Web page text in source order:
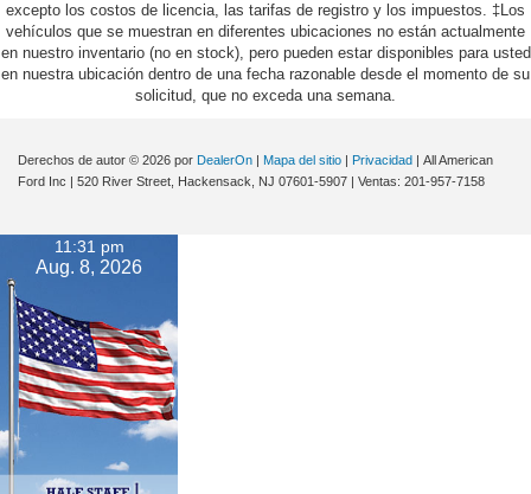
excepto los costos de licencia, las tarifas de registro y los impuestos. ‡Los
vehículos que se muestran en diferentes ubicaciones no están actualmente
en nuestro inventario (no en stock), pero pueden estar disponibles para usted
en nuestra ubicación dentro de una fecha razonable desde el momento de su
solicitud, que no exceda una semana.
Derechos de autor © 2026 por DealerOn Mapa del sitio Privacidad | All American
Ford Inc
520 River Street, Hackensack, NJ 07601-5907 | Ventas: 201-957-7158
11:31 pm
Aug. 8, 2026